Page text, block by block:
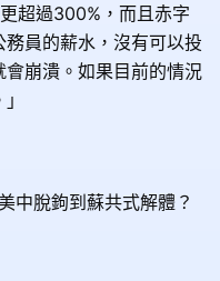
超過300%，而且赤字
員的薪水，沒有可以投
崩潰。如果目前的情況
中脫鉤到蘇共式解體？